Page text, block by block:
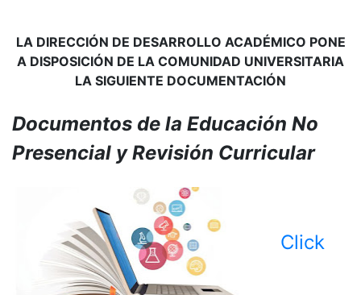
LA DIRECCIÓN DE DESARROLLO ACADÉMICO PONE
A DISPOSICIÓN DE LA COMUNIDAD UNIVERSITARIA
LA SIGUIENTE DOCUMENTACIÓN
Documentos de la Educación No
Presencial y Revisión Curricular
Click